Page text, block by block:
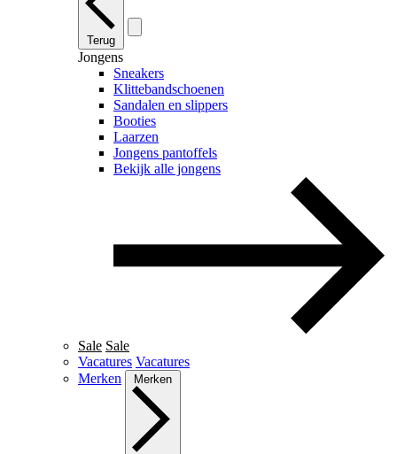
Terug
Jongens
Sneakers
Klittebandschoenen
Sandalen en slippers
Booties
Laarzen
Jongens pantoffels
Bekijk alle jongens
Sale Sale
Vacatures Vacatures
Merken
Merken